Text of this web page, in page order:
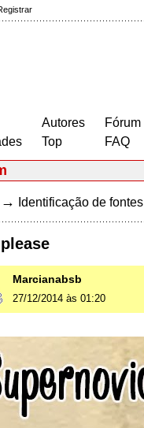
Autores
Top
Fórum
FAQ
→ Identificação de fontes
Marcianabsb
27/12/2014 às 01:20